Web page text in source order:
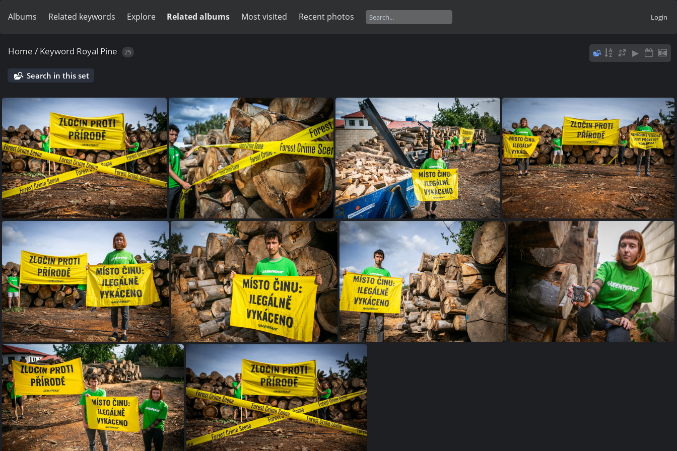
Albums Related keywords Explore Related albums Most visited Recent photos Login
Home / Keyword Royal Pine 25
Search in this set
Akce Chomutov Greenpeace (8 of 17) Akce Chomutov Greenpeace (7 of 17) Ilegalne vykaceno - Krusne hory (4 of 9) Ilegalne vykaceno - Krusne hory (2 of 9)
Ilegalne vykaceno - Krusne hory (1 of 9) Ilegalne vykaceno - Krusne hory (9 of 9) Ilegalne vykaceno - Krusne hory (8 of 9)